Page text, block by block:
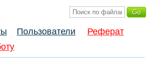
Пользователи
Реферат